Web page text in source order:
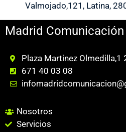
Valmojado,121, Latina,
Madrid Comunicación
Plaza Martinez Olmedilla,1
671 40 03 08
Nosotros
Servicios